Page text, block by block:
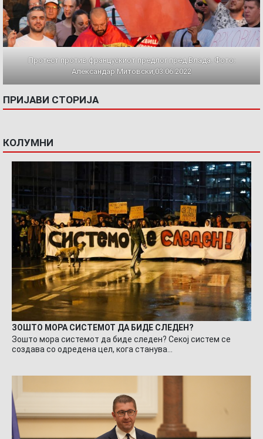
Протест против францускиот предлог пред Влада. Фото:
Александар Митовски,03.06.2022
ПРИЈАВИ СТОРИЈА
КОЛУМНИ
ЗОШТО МОРА СИСТЕМОТ ДА БИДЕ СЛЕДЕН?
Зошто мора системот да биде следен? Секој систем се
создава со одредена цел, кога станува…